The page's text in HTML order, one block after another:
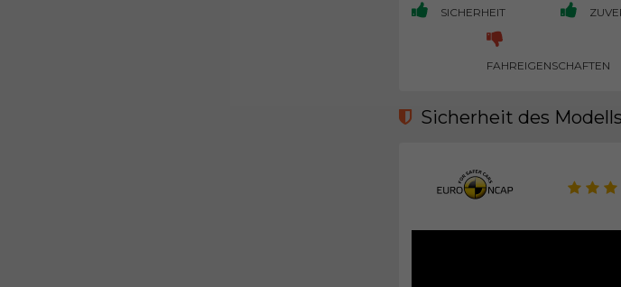
SICHERHEIT
FAHREIGENSCHAFTEN
Sicherheit des